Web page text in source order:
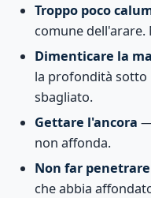
Troppo poco
comune dell'arare.
Dimenticare la
la profondità sotto
sbagliato.
Gettare l'ancora
non affonda.
Non far
che abbia